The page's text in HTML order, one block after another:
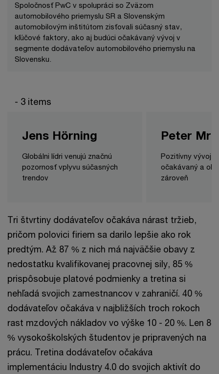
Spoločnosť PwC v spolupráci so Zväzom
automobilového priemyslu SR a Slovenským
automobilovým inštitútom zisťovali súčasný stav,
kľúčové faktory, ako aj budúci očakávaný vývoj v
segmente dodávateľov automobilového priemyslu na
Slovensku.
- 3 items
Jens Hörning
Globálni lídri venujú značnú
pozornosť vplyvu súčasných
trendov
Peter
Pozitívny vývoj
očakávaný a
zároveň
Tri štvrtiny dodávateľov očakáva nárast tržieb,
pričom polovici firiem sa darilo lepšie ako rok
predtým. Až 87 % z nich má najväčšie obavy z
nedostatku kvalifikovanej pracovnej sily, 85 %
prispôsobuje platové podmienky a tretina si
nehľadá svojich zamestnancov v zahraničí. 40 %
dodávateľov očakáva v najbližších troch rokoch
rast mzdových nákladov vo výške 10 - 20 %. Len 8
% vysokoškolských študentov je pripravených na
prácu. Tretina dodávateľov očakáva
implementáciu Industry 4.0 do svojich aktivít do